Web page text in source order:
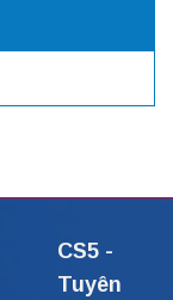
CS5 -
Tuyên